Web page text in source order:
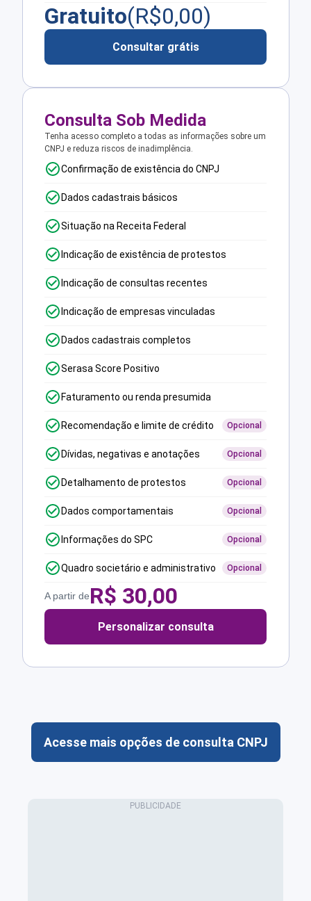
Gratuito(R$0,00)
Consultar grátis
Consulta Sob Medida
Tenha acesso completo a todas as informações sobre um
CNPJ e reduza riscos de inadimplência.
Confirmação de existência do CNPJ
Dados cadastrais básicos
Situação na Receita Federal
Indicação de existência de protestos
Indicação de consultas recentes
Indicação de empresas vinculadas
Dados cadastrais completos
Serasa Score Positivo
Faturamento ou renda presumida
Recomendação e limite de crédito Opcional
Dívidas, negativas e anotações Opcional
Detalhamento de protestos Opcional
Dados comportamentais Opcional
Informações do SPC Opcional
Quadro societário e administrativo Opcional
A partir deR$ 30,00
Personalizar consulta
Acesse mais opções de consulta CNPJ